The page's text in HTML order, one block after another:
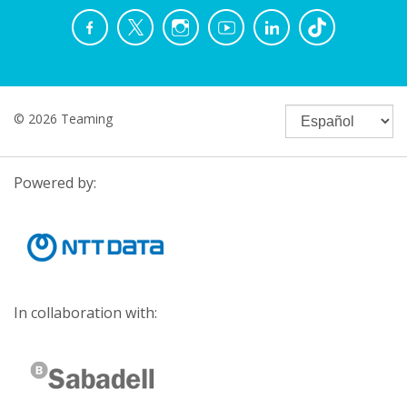
© 2026 Teaming
Powered by:
In collaboration with: